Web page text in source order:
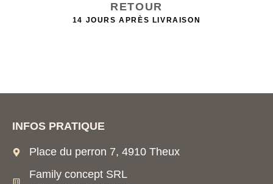
RETOUR
14 JOURS APRÈS LIVRAISON
INFOS PRATIQUE
Place du perron 7, 4910 Theux
Family concept SRL